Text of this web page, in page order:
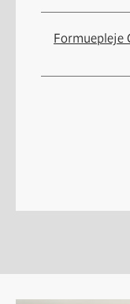
Formuepleje